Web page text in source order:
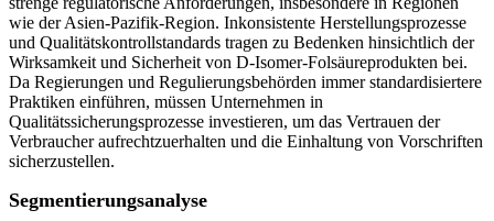
wie der Asien-Pazifik-Region. Inkonsistente Herstellungsprozesse
und Qualitätskontrollstandards tragen zu Bedenken hinsichtlich der
Wirksamkeit und Sicherheit von D-Isomer-Folsäureprodukten bei.
Da Regierungen und Regulierungsbehörden immer standardisiertere
Praktiken einführen, müssen Unternehmen in
Qualitätssicherungsprozesse investieren, um das Vertrauen der
Verbraucher aufrechtzuerhalten und die Einhaltung von Vorschriften
sicherzustellen.
Segmentierungsanalyse